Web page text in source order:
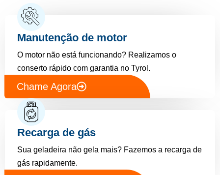
Manutenção de motor
O motor não está funcionando? Realizamos o
conserto rápido com garantia no Tyrol.
Chame Agora
Recarga de gás
Sua geladeira não gela mais? Fazemos a recarga de
gás rapidamente.